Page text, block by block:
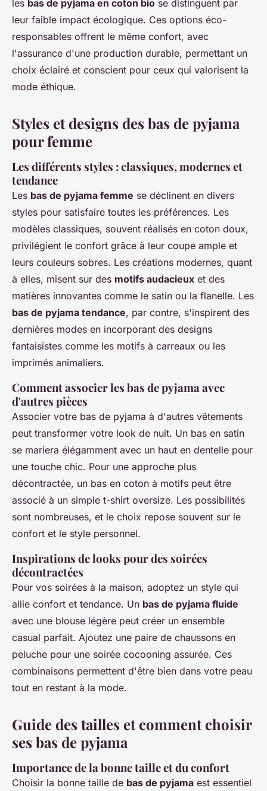
les bas de pyjama en coton bio se distinguent par
leur faible impact écologique. Ces options éco-
responsables offrent le même confort, avec
l'assurance d'une production durable, permettant un
choix éclairé et conscient pour ceux qui valorisent la
mode éthique.
Styles et designs des bas de pyjama
pour femme
Les différents styles : classiques, modernes et
tendance
Les bas de pyjama femme se déclinent en divers
styles pour satisfaire toutes les préférences. Les
modèles classiques, souvent réalisés en coton doux,
privilégient le confort grâce à leur coupe ample et
leurs couleurs sobres. Les créations modernes, quant
à elles, misent sur des motifs audacieux et des
matières innovantes comme le satin ou la flanelle. Les
bas de pyjama tendance, par contre, s'inspirent des
dernières modes en incorporant des designs
fantaisistes comme les motifs à carreaux ou les
imprimés animaliers.
Comment associer les bas de pyjama avec
d'autres pièces
Associer votre bas de pyjama à d'autres vêtements
peut transformer votre look de nuit. Un bas en satin
se mariera élégamment avec un haut en dentelle pour
une touche chic. Pour une approche plus
décontractée, un bas en coton à motifs peut être
associé à un simple t-shirt oversize. Les possibilités
sont nombreuses, et le choix repose souvent sur le
confort et le style personnel.
Inspirations de looks pour des soirées
décontractées
Pour vos soirées à la maison, adoptez un style qui
allie confort et tendance. Un bas de pyjama fluide
avec une blouse légère peut créer un ensemble
casual parfait. Ajoutez une paire de chaussons en
peluche pour une soirée cocooning assurée. Ces
combinaisons permettent d'être bien dans votre peau
tout en restant à la mode.
Guide des tailles et comment choisir
ses bas de pyjama
Importance de la bonne taille et du confort
Choisir la bonne taille de bas de pyjama est essentiel